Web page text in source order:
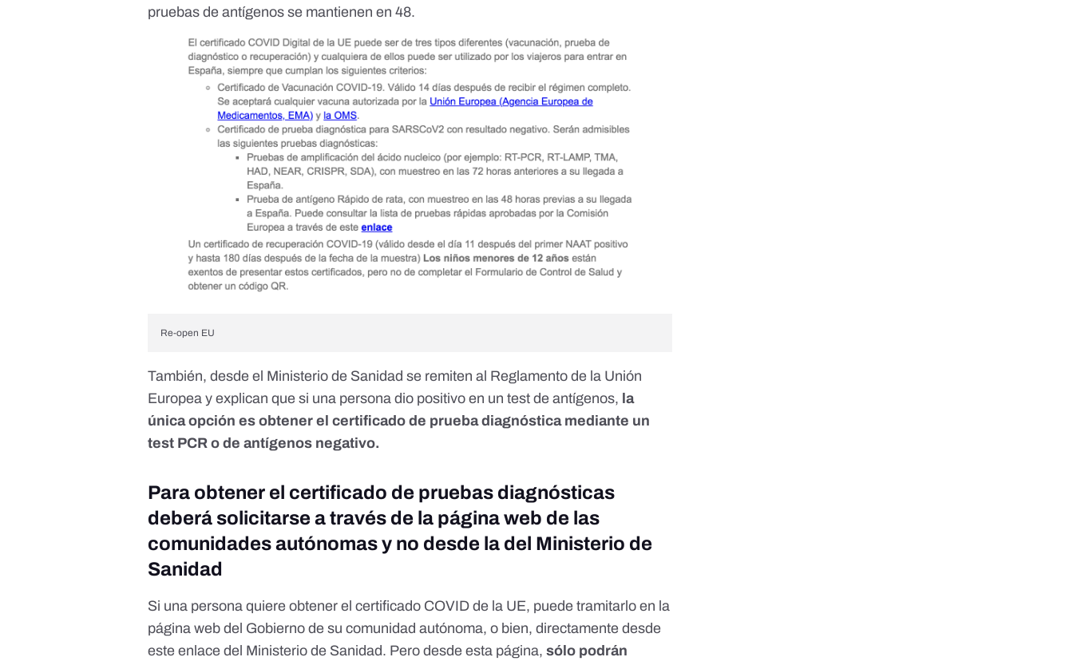
pruebas de antígenos se mantienen en 48.
Re-open EU
También, desde el Ministerio de Sanidad se remiten al Reglamento de la Unión
Europea y explican que si una persona dio positivo en un test de antígenos, la
única opción es obtener el certificado de prueba diagnóstica mediante un
test PCR o de antígenos negativo.
Para obtener el certificado de pruebas diagnósticas
deberá solicitarse a través de la página web de las
comunidades autónomas y no desde la del Ministerio de
Sanidad
Si una persona quiere obtener el certificado COVID de la UE, puede tramitarloen la
página web del Gobierno de su comunidad autónoma, o bien, directamentedesde
este enlace del Ministerio de Sanidad. Pero desde esta página,sólo podrán